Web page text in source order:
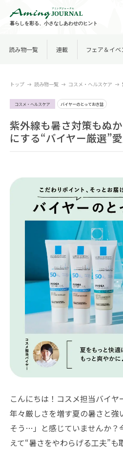
暮らしを彩る、小さなしあわせのヒント
読み物一覧 連載 フェア＆イベ
トップ 読み物一覧 コスメ・ヘルスケア
コスメ・ヘルスケア バイヤーのとっておき話
紫外線も暑さ対策もぬ
にする“バイヤー厳選”
こんにちは！コスメ担当バイヤ
年々厳しさを増す夏の暑さと強
そう…」と感じていませんか？
えて“暑さをやわらげる工夫”